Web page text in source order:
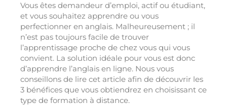
Vous êtes demandeur d’emploi, actif ou étudiant,
et vous souhaitez apprendre ou vous
perfectionner en anglais. Malheureusement ; il
n’est pas toujours facile de trouver
l’apprentissage proche de chez vous qui vous
convient. La solution idéale pour vous est donc
d’apprendre l’anglais en ligne. Nous vous
conseillons de lire cet article afin de découvrir les
3 bénéfices que vous obtiendrez en choisissant ce
type de formation à distance.